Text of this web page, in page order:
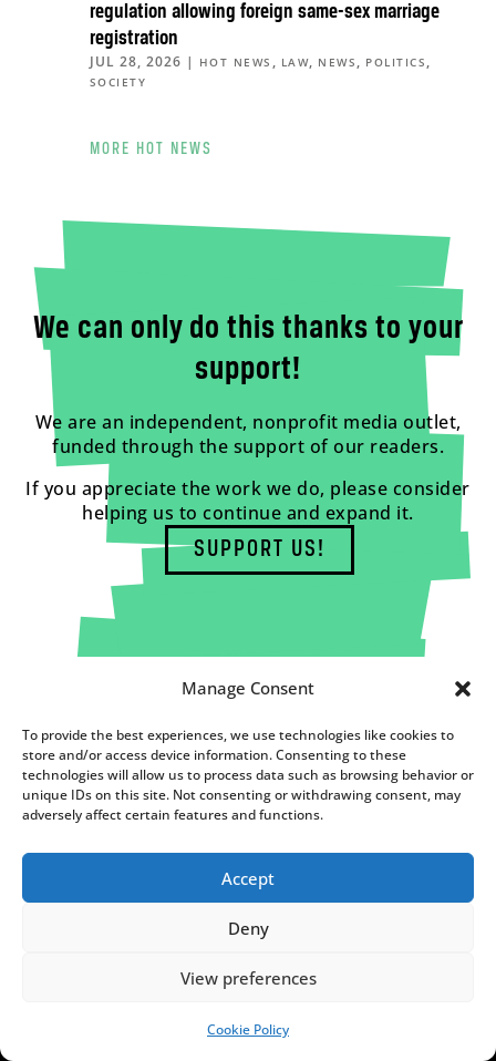
Manage Consent
To provide the best experiences, we use technologies like cookies to
store and/or access device information. Consenting to these
technologies will allow us to process data such as browsing behavior or
unique IDs on this site. Not consenting or withdrawing consent, may
adversely affect certain features and functions.
Accept
Deny
View preferences
Cookie Policy
regulation allowing foreign same-sex marriage
registration
JUL 28, 2026 | HOT NEWS , LAW, NEWS , POLITICS ,
SOCIETY
MORE HOT NEWS
We can only do this thanks to your
support!
We are an independent, nonprofit media outlet,
funded through the support of our readers.
If you appreciate the work we do, please consider
helping us to continue and expand it.
SUPPORT US!
FUNDACJA NOTES FROM
POLAND
SUPPORT US!